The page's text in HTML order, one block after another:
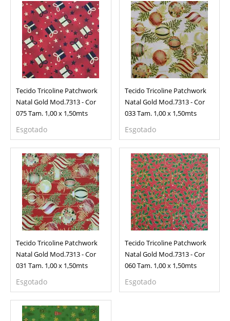
Tecido Tricoline Patchwork
Natal Gold Mod.7313 - Cor
075 Tam. 1,00 x 1,50mts
Esgotado
Tecido Tricoline Patchwork
Natal Gold Mod.7313 - Cor
033 Tam. 1,00 x 1,50mts
Esgotado
Tecido Tricoline Patchwork
Natal Gold Mod.7313 - Cor
031 Tam. 1,00 x 1,50mts
Esgotado
Tecido Tricoline Patchwork
Natal Gold Mod.7313 - Cor
060 Tam. 1,00 x 1,50mts
Esgotado